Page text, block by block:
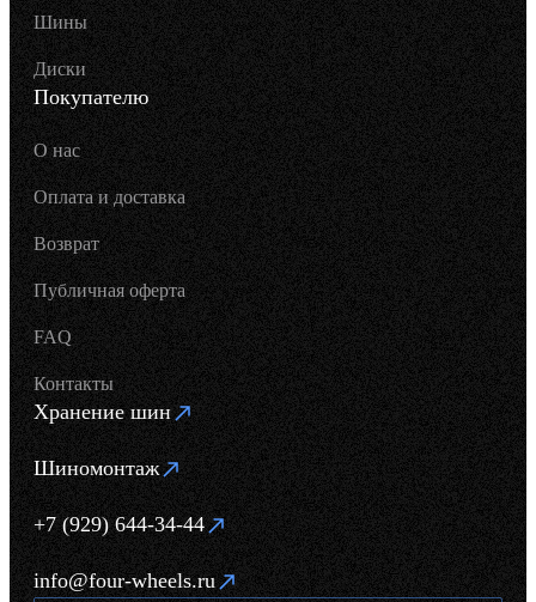
Шины
Диски
Покупателю
О нас
Оплата и доставка
Возврат
Публичная оферта
FAQ
Контакты
Хранение шин
Шиномонтаж
+7 (929) 644-34-44
info@four-wheels.ru